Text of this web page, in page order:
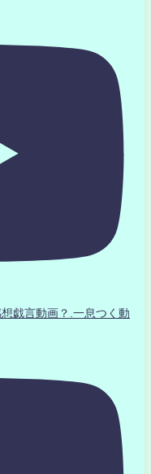
戯言動画？.一息つく動